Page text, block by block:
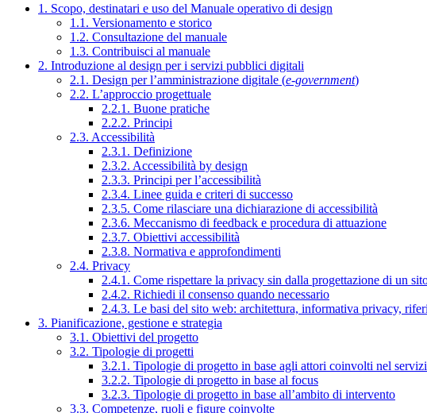
1. Scopo, destinatari e uso del Manuale operativo di design
1.1. Versionamento e storico
1.2. Consultazione del manuale
1.3. Contribuisci al manuale
2. Introduzione al design per i servizi pubblici digitali
2.1. Design per l’amministrazione digitale (e-government)
2.2. L’approccio progettuale
2.2.1. Buone pratiche
2.2.2. Principi
2.3. Accessibilità
2.3.1. Definizione
2.3.2. Accessibilità by design
2.3.3. Principi per l’accessibilità
2.3.4. Linee guida e criteri di successo
2.3.5. Come rilasciare una dichiarazione di accessibilità
2.3.6. Meccanismo di feedback e procedura di attuazione
2.3.7. Obiettivi accessibilità
2.3.8. Normativa e approfondimenti
2.4. Privacy
2.4.1. Come rispettare la privacy sin dalla progettazione di un
2.4.2. Richiedi il consenso quando necessario
2.4.3. Le basi del sito web: architettura, informativa privacy,
3. Pianificazione, gestione e strategia
3.1. Obiettivi del progetto
3.2. Tipologie di progetti
3.2.1. Tipologie di progetto in base agli attori coinvolti nel
3.2.2. Tipologie di progetto in base al focus
3.2.3. Tipologie di progetto in base all’ambito di intervento
3.3. Competenze, ruoli e figure coinvolte